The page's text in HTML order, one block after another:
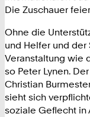
Die Zuschauer
Ohne die
und Helfer und
Veranstaltung wie
so Peter Lynen.
Christian
sieht sich
soziale Geflecht in